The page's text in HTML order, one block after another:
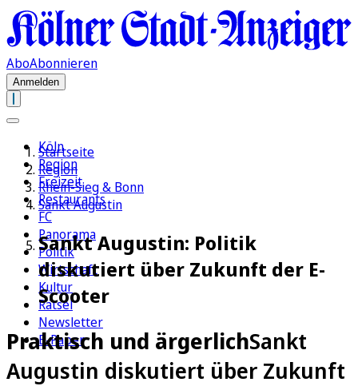
AboAbonnieren
Anmelden
Köln
Region
Freizeit
Restaurants
FC
Panorama
Politik
Wirtschaft
Kultur
Rätsel
Newsletter
E-Paper
Startseite
Region
Rhein-Sieg & Bonn
Sankt Augustin
Sankt Augustin: Politik
diskutiert über Zukunft der E-
Scooter
Praktisch und ärgerlichSankt
Augustin diskutiert über Zukunft